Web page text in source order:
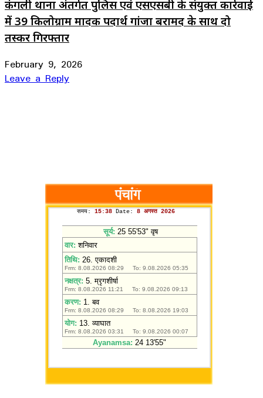
कंगली थाना अंतर्गत पुलिस एवं एसएसबी के संयुक्त कार्रवाई
में 39 किलोग्राम मादक पदार्थ गांजा बरामद के साथ दो
तस्कर गिरफ्तार
February 9, 2026
Leave a Reply